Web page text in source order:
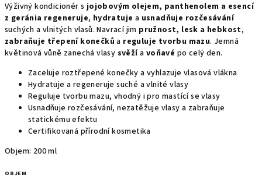
Výživný kondicionér sjojobovým olejem, panthenolem a esencí
z geránia regeneruje, hydratuje a usnadňuje rozčesávání
suchých a vlnitých vlasů. Navrací jim pružnost, lesk a hebkost,
zabraňuje třepení konečků a reguluje tvorbu mazu. Jemná
květinová vůně zanechá vlasy svěžía voňavé po celý den.
Zaceluje roztřepené konečky a vyhlazuje vlasová vlákna
Hydratuje a regeneruje suché a vlnité vlasy
Reguluje tvorbu mazu, vhodný i pro mastící se vlasy
Usnadňuje rozčesávání, nezatěžuje vlasy a zabraňuje
statickému efektu
Certifikovaná přírodní kosmetika
Objem: 200 ml
OBJEM